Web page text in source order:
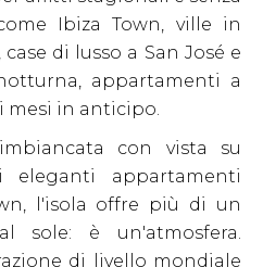
Ibiza Town, ville in
di lusso a San José e
appartamenti a
mesi in anticipo.
con vista su
eleganti appartamenti
l'isola offre più di un
sole: è un'atmosfera.
di livello mondiale